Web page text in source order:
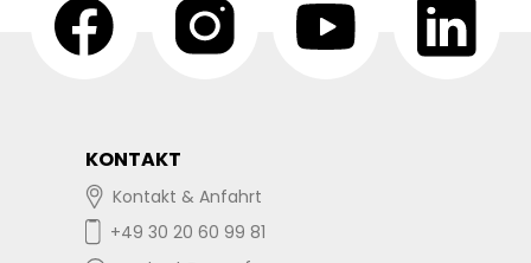
KONTAKT
Kontakt & Anfahrt
+49 30 20 60 99 81